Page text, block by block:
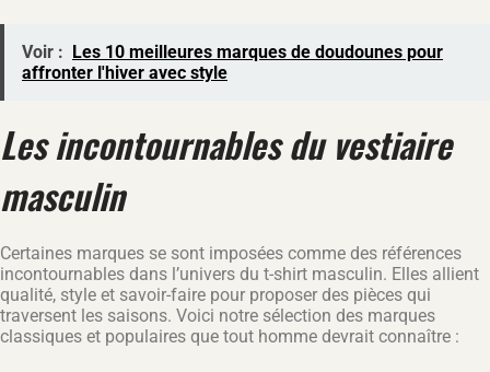
Voir :
Les 10 meilleures marques de doudounes pour
affronter l'hiver avec style
Les incontournables du vestiaire
masculin
Certaines marques se sont imposées comme des références
incontournables dans l’univers du t-shirt masculin. Elles allient
qualité, style et savoir-faire pour proposer des pièces qui
traversent les saisons. Voici notre sélection des marques
classiques et populaires que tout homme devrait connaître :